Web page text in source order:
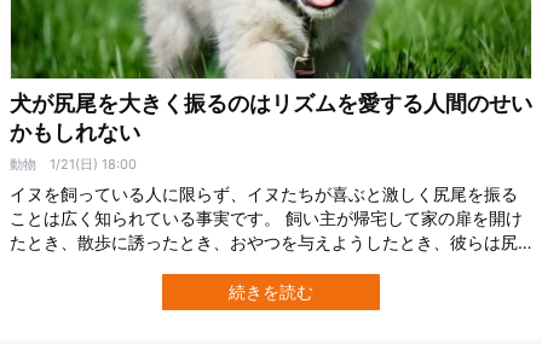
犬が尻尾を大きく振るのはリズムを愛する人間のせい
かもしれない
動物 1/21(日) 18:00
イヌを飼っている人に限らず、イヌたちが喜ぶと激しく尻尾を振る
ことは広く知られている事実です。 飼い主が帰宅して家の扉を開け
たとき、散歩に誘ったとき、おやつを与えようしたとき、彼らは尻
ヌが尻尾を激しくリズミカルに振って感情表現するようになったの
はなぜなのでしょうか？ イタリアのトリノ大学（University of
続きを読む